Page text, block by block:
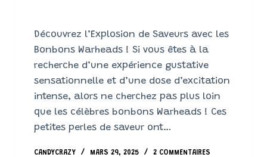
Découvrez l’Explosion de Saveurs avec les
Bonbons Warheads ! Si vous êtes à la
recherche d’une expérience gustative
sensationnelle et d’une dose d’excitation
intense, alors ne cherchez pas plus loin
que les célèbres bonbons Warheads ! Ces
petites perles de saveur ont…
CANDYCRAZY MARS 29, 2025 2 COMMENTAIRES